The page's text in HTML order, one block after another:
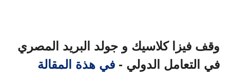
وقف فيزا كلاسيك و جولد البريد المصري
في التعامل الدولي - في هذة المقالة